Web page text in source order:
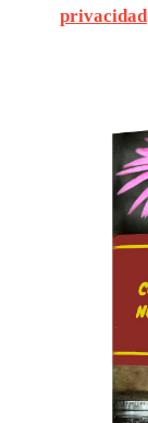
privacidad